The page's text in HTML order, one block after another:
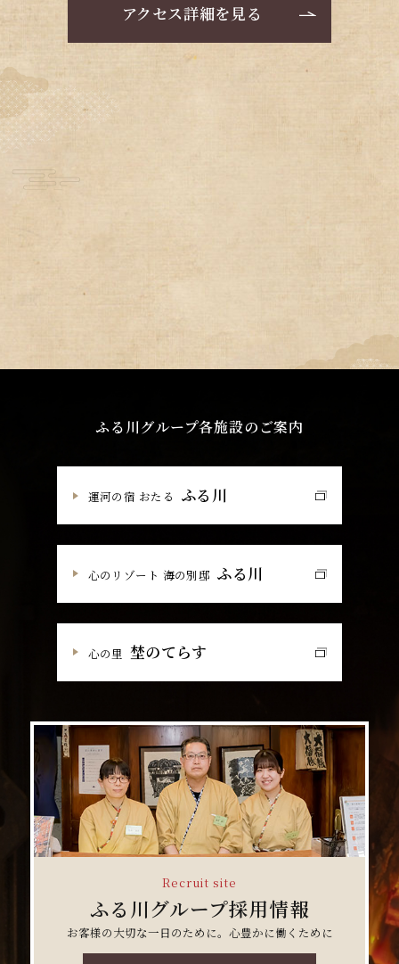
アクセス詳細を見る
ふる川グループ各施設のご案内
運河の宿 おたる ふる川
心のリゾート 海の別邸 ふる川
心の里 埜のてらす
Recruit site
ふる川グループ採用情報
お客様の大切な一日のために。心豊かに働くために